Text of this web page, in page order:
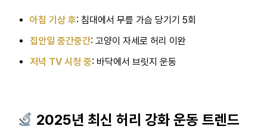
아침 기상 후: 침대에서 무릎 가슴 당기기 5회
집안일 중간중간: 고양이 자세로 허리 이완
저녁 TV 시청 중: 바닥에서 브릿지 운동
2025년 최신 허리 강화 운동 트렌드